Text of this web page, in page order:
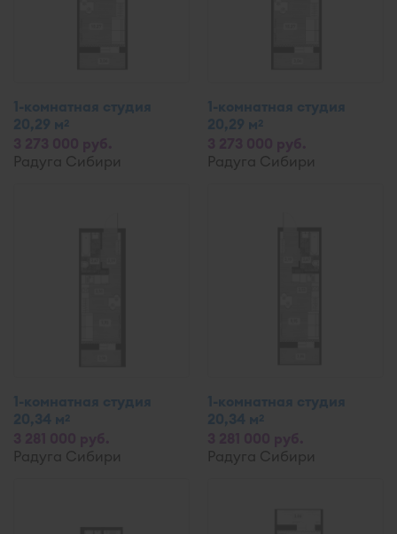
1-комнатная студия
20,29 м2
Радуга Сибири
1-комнатная студия
20,29 м2
Радуга Сибири
1-комнатная студия
20,34 м2
Радуга Сибири
1-комнатная студия
20,34 м2
Радуга Сибири